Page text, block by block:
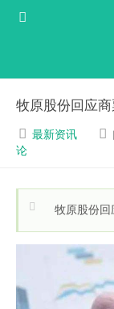
牧原股份回应
最新资讯
论
牧原股份